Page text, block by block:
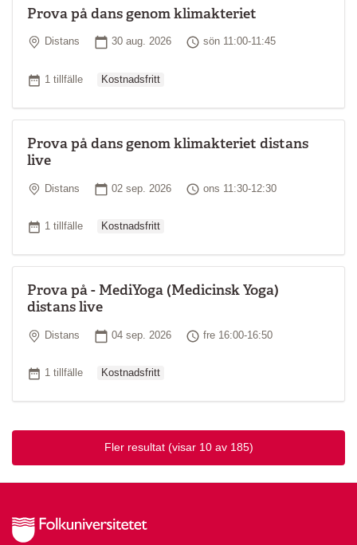
Prova på dans genom klimakteriet
Plats
Distans Startdatum
30 aug. 2026 Tid
sön 11:00-11:45
Antal tillfällen
1 tillfälle Kostnadsfritt
Prova på dans genom klimakteriet distans
live
Plats
Distans Startdatum
02 sep. 2026 Tid
ons 11:30-12:30
Antal tillfällen
1 tillfälle Kostnadsfritt
Prova på - MediYoga (Medicinsk Yoga)
distans live
Plats
Distans Startdatum
04 sep. 2026 Tid
fre 16:00-16:50
Antal tillfällen
1 tillfälle Kostnadsfritt
Fler resultat (visar 10 av 185)